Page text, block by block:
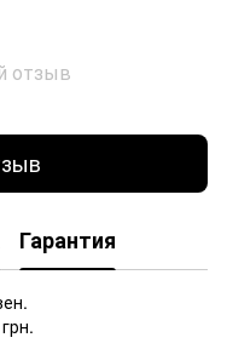
отзыв
Гарантия